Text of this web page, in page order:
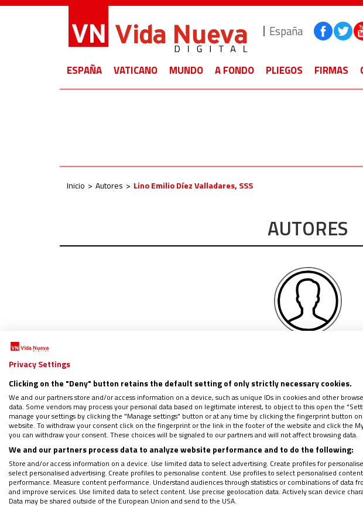
España
ESPAÑA VATICANO MUNDO A FONDO PLIEGOS FIRMAS
Inicio Autores Lino Emilio Díez Valladares, SSS
AUTORES
El padre Canals y la
03/09/2022|LINO EMILIO DÍEZ
El 24 de agosto, fiesta del
Canals. La noticia me llegó
de la Asociación Española de
Privacy Settings
Clicking on the "Deny" button retains the default setting of only strictly necessary cookies.
We and our partners store and/or access information on a device, such as unique IDs in cookies and other
data. Some vendors may process your personal data based on legitimate interest, to object to this open the
manage your settings by clicking the "Manage settings" button or at any time by clicking the fingerprint button
website. To withdraw your consent click on the fingerprint or the link in the footer of the website and click the
you can withdraw your consent. These choices will be signaled to our partners and will not affect browsing data.
We and our partners process data to analyze website performance and to do the following:
Store and/or access information on a device. Use limited data to select advertising. Create profiles for
select personalised advertising. Create profiles to personalise content. Use profiles to select personalised
performance. Measure content performance. Understand audiences through statistics or combinations of data
and improve services. Use limited data to select content. Use precise geolocation data. Actively scan device
Data may be shared outside of the European Union and send to the USA.